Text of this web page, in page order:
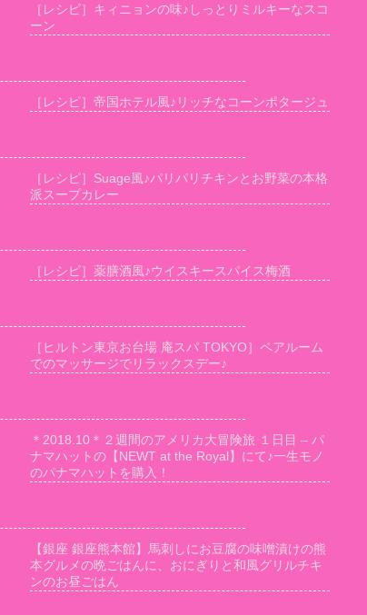
［レシピ］キィニョンの味♪しっとりミルキーなスコ
ーン
［レシピ］帝国ホテル風♪リッチなコーンポタージュ
［レシピ］Suage風♪パリパリチキンとお野菜の本格
派スープカレー
［レシピ］薬膳酒風♪ウイスキースパイス梅酒
［ヒルトン東京お台場 庵スパ TOKYO］ペアルーム
でのマッサージでリラックスデー♪
＊2018.10＊２週間のアメリカ大冒険旅 １日目 – パ
ナマハットの【NEWT at the Royal】にて♪一生モノ
のパナマハットを購入！
【銀座 銀座熊本館】馬刺しにお豆腐の味噌漬けの熊
本グルメの晩ごはんに、おにぎりと和風グリルチキ
ンのお昼ごはん